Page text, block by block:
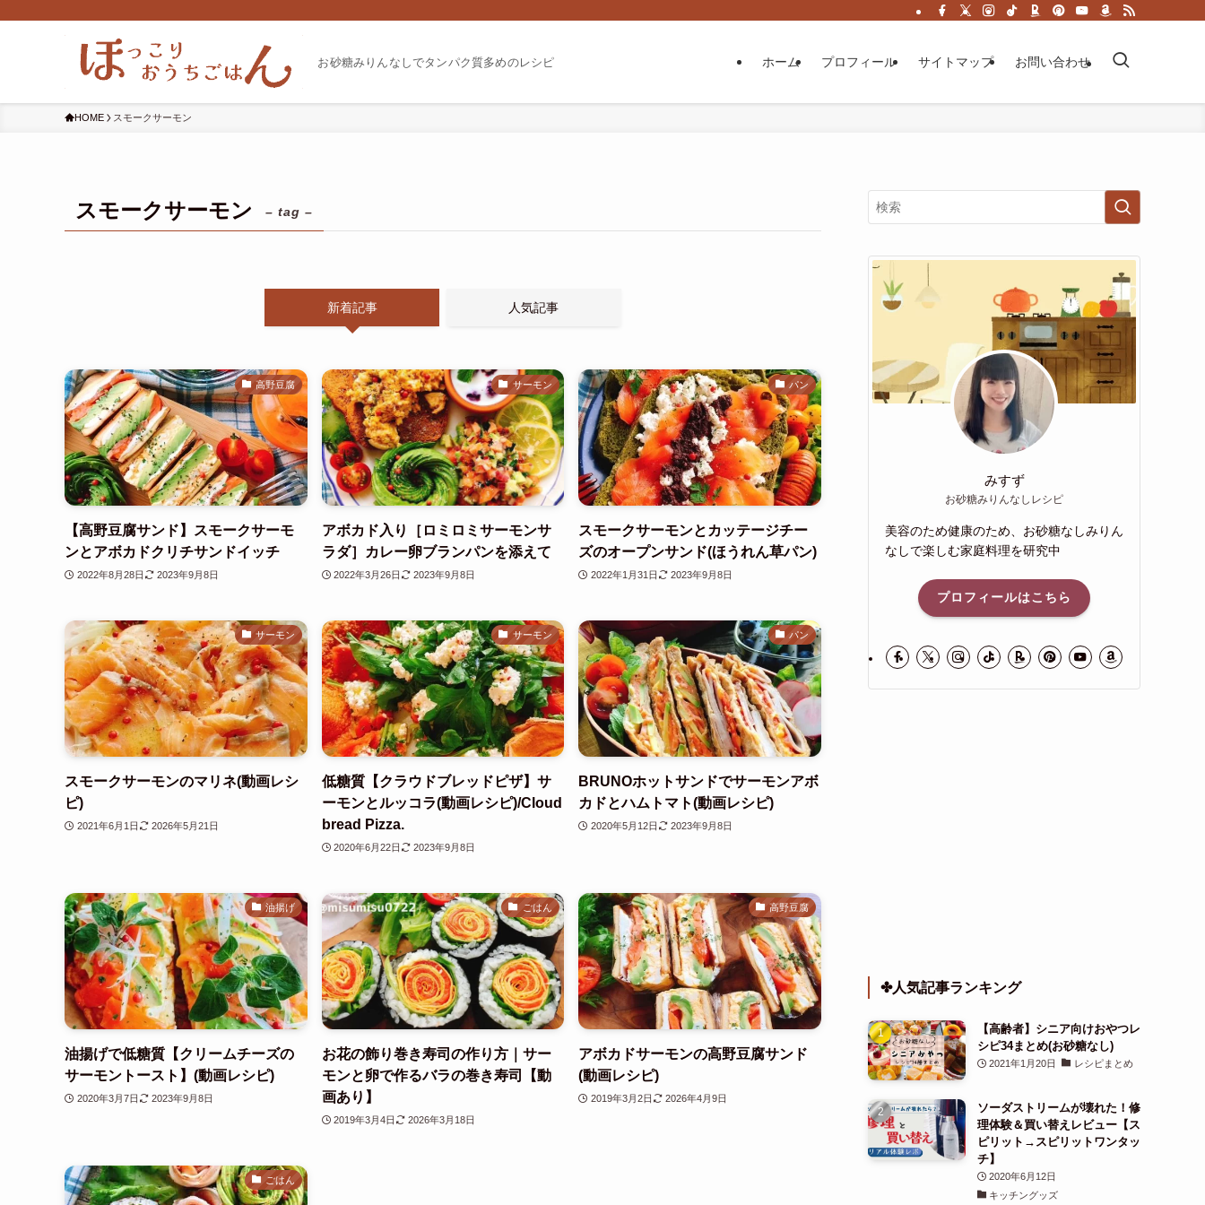
お砂糖みりんなしでタンパク質多めのレシピ ホーム プロフィール サイトマップ お問い合わせ
HOME スモークサーモン
スモークサーモン – tag –
新着記事 人気記事
高野豆腐
【高野豆腐サンド】スモークサーモ
ンとアボカドクリチサンドイッチ
2022年8月28日 2023年9月8日
サーモン
アボカド入り［ロミロミサーモンサ
ラダ］カレー卵ブランパンを添えて
2022年3月26日 2023年9月8日
パン
スモークサーモンとカッテージチー
ズのオープンサンド(ほうれん草パン)
2022年1月31日 2023年9月8日
サーモン
スモークサーモンのマリネ(動画レシ
ピ)
2021年6月1日 2026年5月21日
サーモン
低糖質【クラウドブレッドピザ】サ
ーモンとルッコラ(動画レシピ)/Cloud
bread Pizza.
2020年6月22日 2023年9月8日
パン
BRUNOホットサンドでサーモンアボ
カドとハムトマト(動画レシピ)
2020年5月12日 2023年9月8日
油揚げ
油揚げで低糖質【クリームチーズの
サーモントースト】(動画レシピ)
2020年3月7日 2023年9月8日
ごはん
お花の飾り巻き寿司の作り方｜サー
モンと卵で作るバラの巻き寿司【動
画あり】
2019年3月4日 2026年3月18日
高野豆腐
アボカドサーモンの高野豆腐サンド
(動画レシピ)
2019年3月2日 2026年4月9日
ごはん
みすず
お砂糖みりんなしレシピ
美容のため健康のため、お砂糖なしみりん
なしで楽しむ家庭料理を研究中
プロフィールはこちら
✤人気記事ランキング
【高齢者】シニア向けおやつレ
シピ34まとめ(お砂糖なし)
2021年1月20日 レシピまとめ
ソーダストリームが壊れた！修
理体験＆買い替えレビュー【ス
ピリット→スピリットワンタッ
チ】
2020年6月12日
キッチングッズ